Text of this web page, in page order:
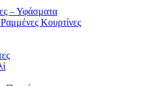
– Υφάσματα
Κουρτίνες